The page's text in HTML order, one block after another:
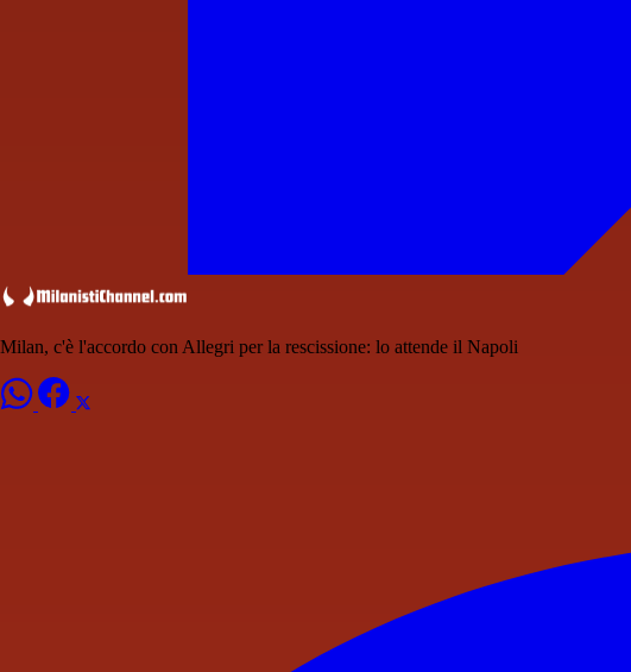
Milan, c'è l'accordo con Allegri per la rescissione: lo attende il Napoli